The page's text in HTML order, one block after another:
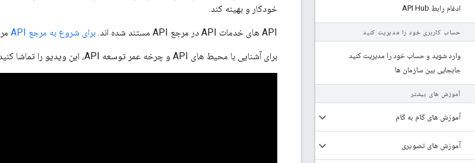
ادغام رابط API Hub
حساب کاربری خود را مدیریت کنید
وارد شوید و حساب خود را مدیریت کنید
جابجایی بین سازمان ها
آموزش های بیشتر
آموزش های گام به گام
آموزش های تصویری
خودکار و بهینه کند.
API های خدمات API در مرجع API مستند شده اند. برای شروع به مرجع API
برای آشنایی با محیط های API و چرخه عمر توسعه API، این ویدیو را تماشا کنید.